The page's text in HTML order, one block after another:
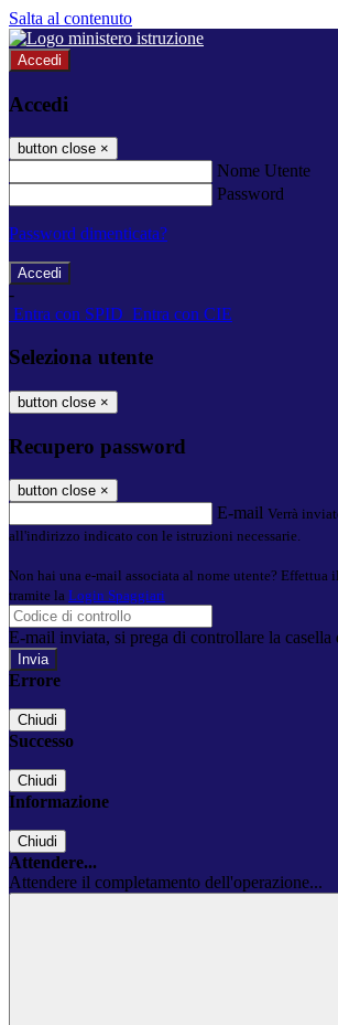
Salta al contenuto
Accedi
Accedi
button close ×
Nome Utente
Password
Password dimenticata?
-
Entra con SPID Entra con CIE
Seleziona utente
button close ×
Recupero password
button close ×
E-mail Verrà
all'indirizzo indicato con le istruzioni necessarie.
Non hai una e-mail associata al nome utente? Effettua
tramite la Login Spaggiari
E-mail inviata, si prega di controllare la casella
Errore
Chiudi
Successo
Chiudi
Informazione
Chiudi
Attendere...
Attendere il completamento dell'operazione...